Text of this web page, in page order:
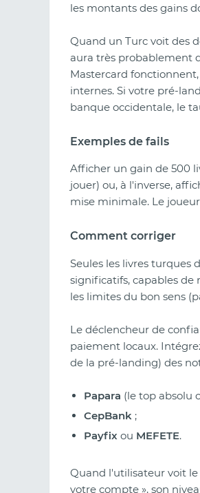
les montants des gains
Quand un Turc voit des
aura très probablement
Mastercard
internes. Si votre pré-
banque occidentale, le
Exemples de fails
Afficher un gain de 500
jouer) ou, à l'inverse,
mise minimale. Le
Comment corriger
Seules les livres turques
significatifs, capables
les limites du bon sens
Le déclencheur de
paiement locaux.
de la pré-landing) des
Papara (le top absolu
CepBank ;
Payfix ou MEFETE.
Quand l'utilisateur voit
votre compte », son